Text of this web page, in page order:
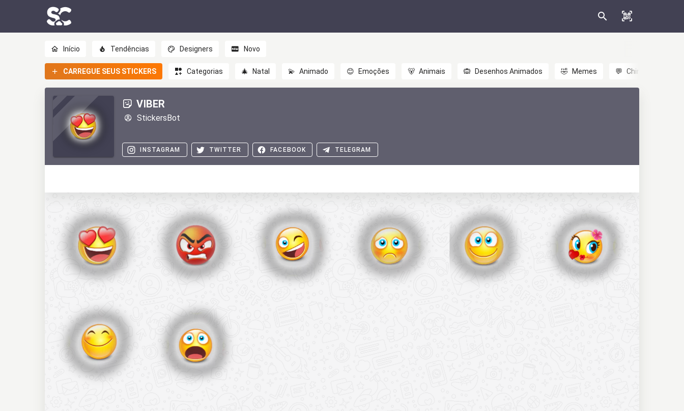
Início Tendências Designers Novo
CARREGUE SEUS STICKERS Categorias 🎄 Natal 💫 Animado 😊 Emoções 🐻 Animais 🙉 Desenhos Animados 🤣 Memes 💬 Chinês
VIBER
StickersBot
INSTAGRAM TWITTER FACEBOOK TELEGRAM